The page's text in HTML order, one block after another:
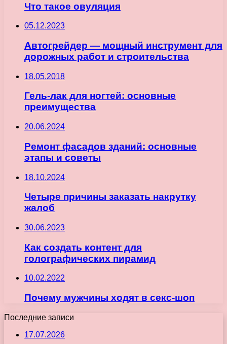
Что такое овуляция
05.12.2023
Автогрейдер — мощный инструмент для
дорожных работ и строительства
18.05.2018
Гель-лак для ногтей: основные
преимущества
20.06.2024
Ремонт фасадов зданий: основные
этапы и советы
18.10.2024
Четыре причины заказать накрутку
жалоб
30.06.2023
Как создать контент для
голографических пирамид
10.02.2022
Почему мужчины ходят в секс-шоп
Последние записи
17.07.2026